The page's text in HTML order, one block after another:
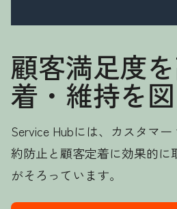
顧客満足度
着・維持を
Service Hubには、カスタマ
約防止と顧客定着に効果的に
がそろっています。